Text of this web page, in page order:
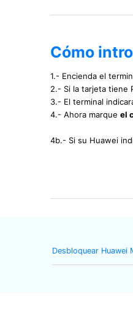
Cómo
1.- Encienda el
2.- Si la tarjeta tiene
3.- El terminal
4.- Ahora marque el
4b.- Si su Huawei
Desbloquear Huawei